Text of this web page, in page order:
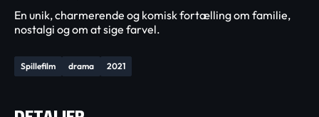
Spillefilm drama 2021
En unik, charmerende og komisk fortælling om familie,
nostalgi og om at sige farvel.